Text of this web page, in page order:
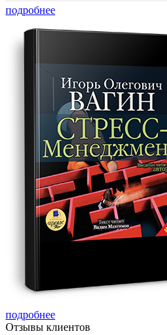
подробнее
подробнее
Отзывы клиентов